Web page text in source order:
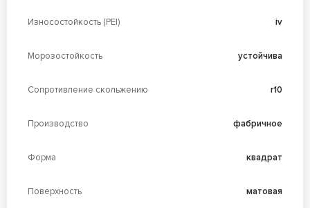
Износостойкость (PEI) iv
Морозостойкость устойчива
Сопротивление скольжению r10
Производство фабричное
Форма квадрат
Поверхность матовая